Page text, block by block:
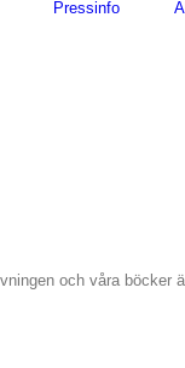
Pressinfo
och våra böcker